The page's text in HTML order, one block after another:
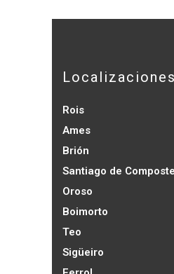
Localizaciones
Rois
Ames
Brión
Santiago de
Oroso
Boimorto
Teo
Sigüeiro